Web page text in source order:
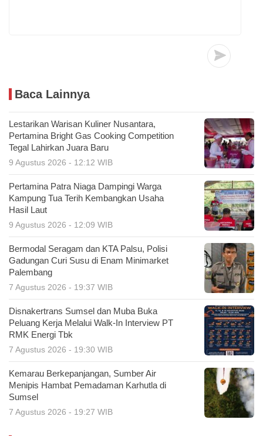
Baca Lainnya
Lestarikan Warisan Kuliner Nusantara,
Pertamina Bright Gas Cooking Competition
Tegal Lahirkan Juara Baru
9 Agustus 2026 - 12:12 WIB
Pertamina Patra Niaga Dampingi Warga
Kampung Tua Terih Kembangkan Usaha
Hasil Laut
9 Agustus 2026 - 12:09 WIB
Bermodal Seragam dan KTA Palsu, Polisi
Gadungan Curi Susu di Enam Minimarket
Palembang
7 Agustus 2026 - 19:37 WIB
Disnakertrans Sumsel dan Muba Buka
Peluang Kerja Melalui Walk-In Interview PT
RMK Energi Tbk
7 Agustus 2026 - 19:30 WIB
Kemarau Berkepanjangan, Sumber Air
Menipis Hambat Pemadaman Karhutla di
Sumsel
7 Agustus 2026 - 19:27 WIB